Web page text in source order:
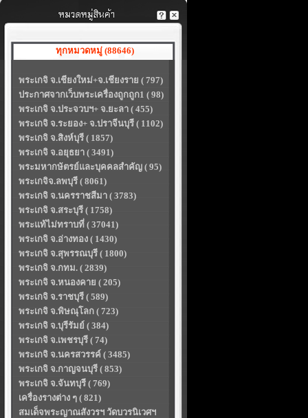
ทุกหมวดหมู่ (88646)
พระเกจิ จ.เชียงใหม่+จ.เชียงราย ( 797)
ประกาศจากเว็บพระเครื่องถูกถูก1 ( 98)
พระเกจิ จ.ประจวบฯ+ จ.ยะลา ( 455)
พระเกจิ จ.ระยอง+ จ.ปราจีนบุรี ( 1102)
พระเกจิ จ.สิงห์บุรี ( 1857)
พระเกจิ จ.อยุธยา ( 3491)
พระมหากษัตรย์และบุคคลสำคัญ ( 95)
พระเกจิจ.ลพบุรี ( 8061)
พระเกจิ จ.นครราชสีมา ( 3783)
พระเกจิ จ.สระบุรี ( 1758)
พระแท้ไม่ทราบที่ ( 37041)
พระเกจิ จ.อ่างทอง ( 1430)
พระเกจิ จ.สุพรรณบุรี ( 1800)
พระเกจิ จ.กทม. ( 2839)
พระเกจิ จ.หนองคาย ( 205)
พระเกจิ จ.ราชบุรี ( 589)
พระเกจิ จ.พิษณุโลก ( 723)
พระเกจิ จ.บุรีรัมย์ ( 384)
พระเกจิ จ.เพชรบุรี ( 74)
พระเกจิ จ.นครสวรรค์ ( 3485)
พระเกจิ จ.กาญจนบุรี ( 853)
พระเกจิ จ.จันทบุรี ( 769)
เครื่องรางต่าง ๆ ( 821)
สมเด็จพระญาณสังวรฯ วัดบวรนิเวศฯ